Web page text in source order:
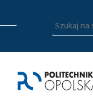
bądź imię
Wpisz
szukaną
frazę
wyszukać